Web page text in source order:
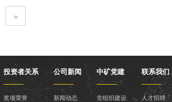
»
投资者关系
奖项荣誉
公司新闻
新闻动态
中矿党建
党组织建设
联系我们
人才招聘